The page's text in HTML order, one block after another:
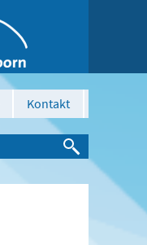
Kontakt